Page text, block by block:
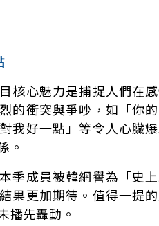
核心魅力是捕捉人們在
的衝突與爭吵，如「你
我好一點」等令人心臟
。
本季成員被韓網譽為「史
果更加期待。值得一提
播先轟動。